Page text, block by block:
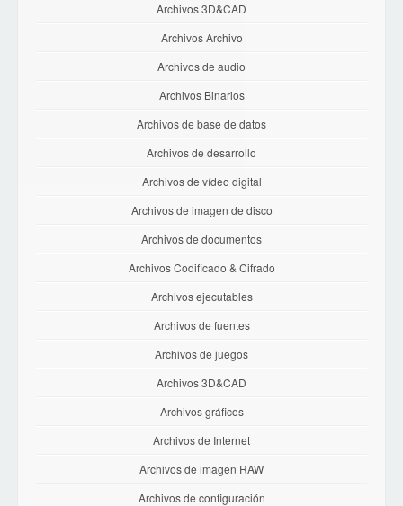
Archivos 3D&CAD
Archivos Archivo
Archivos de audio
Archivos Binarios
Archivos de base de datos
Archivos de desarrollo
Archivos de vídeo digital
Archivos de imagen de disco
Archivos de documentos
Archivos Codificado & Cifrado
Archivos ejecutables
Archivos de fuentes
Archivos de juegos
Archivos 3D&CAD
Archivos gráficos
Archivos de Internet
Archivos de imagen RAW
Archivos de configuración